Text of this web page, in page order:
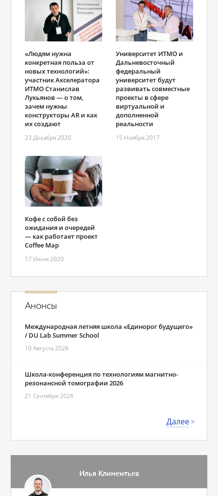
«Людям нужна
конкретная польза от
новых технологий»:
участник Акселератора
ИТМО Станислав
Лукьянов ― о том,
зачем нужны
конструкторы AR и как
их создают
23 Декабря 2020
Университет ИТМО и
Дальневосточный
федеральный
университет будут
развивать совместные
проекты в сфере
виртуальной и
дополненной
реальности
15 Ноября 2017
Кофе с собой без
ожидания и очередей
— как работает проект
Coffee Map
17 Июня 2020
Анонсы
Международная летняя школа «Единорог будущего»
/ DU Lab Summer School
10 Августа 2026
Школа-конференция по технологиям магнитно-
резонансной томографии 2026
21 Сентября 2026
Далее
Илья Климентьев